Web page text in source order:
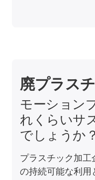
廃プラス
モーション
れくらいサ
でしょうか？
プラスチック加
の持続可能な利用